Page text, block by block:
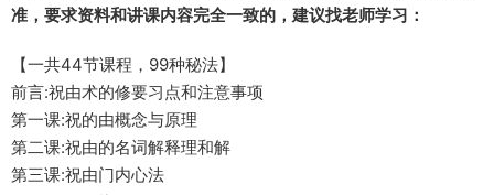
准，要求资料和讲课内容完全一致的，建议找老师学习：
【一共44节课程，99种秘法】
前言:祝由术的修要习‬点和注意事项
第一课:祝的由‬概念与原理
第二课:祝由的名词解释理和‬解
第三课:祝由门内‬心法